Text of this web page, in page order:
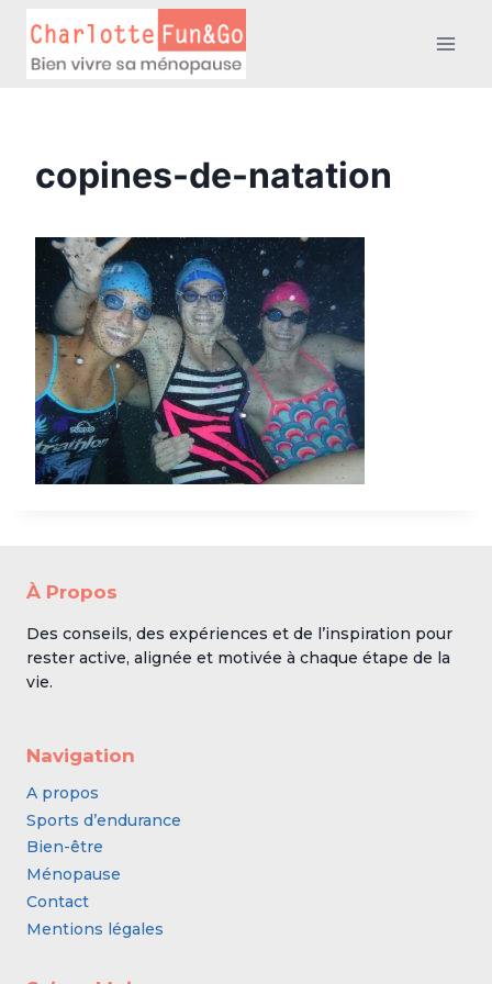
contenu
copines-de-natation
À Propos
Des conseils, des expériences et de l’inspiration pour
rester active, alignée et motivée à chaque étape de la
vie.
Navigation
A propos
Sports d’endurance
Bien-être
Ménopause
Contact
Mentions légales